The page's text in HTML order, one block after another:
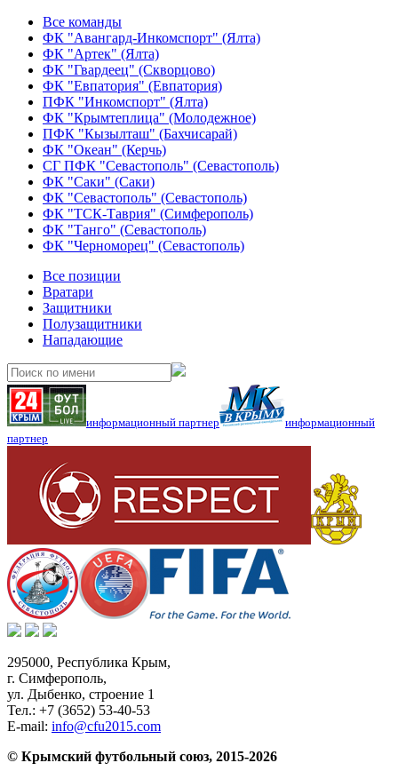
Все команды
ФК "Авангард-Инкомспорт" (Ялта)
ФК "Артек" (Ялта)
ФК "Гвардеец" (Скворцово)
ФК "Евпатория" (Евпатория)
ПФК "Инкомспорт" (Ялта)
ФК "Крымтеплица" (Молодежное)
ПФК "Кызылташ" (Бахчисарай)
ФК "Океан" (Керчь)
СГ ПФК "Севастополь" (Севастополь)
ФК "Саки" (Саки)
ФК "Севастополь" (Севастополь)
ФК "ТСК-Таврия" (Симферополь)
ФК "Танго" (Севастополь)
ФК "Черноморец" (Севастополь)
Все позиции
Вратари
Защитники
Полузащитники
Нападающие
информационный партнер
информационный
партнер
295000, Республика Крым,
г. Симферополь,
ул. Дыбенко, строение 1
Тел.: +7 (3652) 53-40-53
E-mail: info@cfu2015.com
© Крымский футбольный союз, 2015-2026